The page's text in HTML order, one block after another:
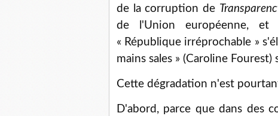
de la corruption de
de l'Union européenne, et
« République irréprochable »
mains sales » (Caroline Fourest)
Cette dégradation n'est
D'abord, parce que dans des